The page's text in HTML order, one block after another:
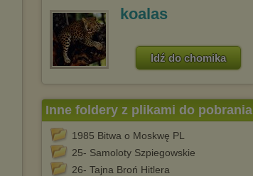
koalas
Idź do chomika
Inne foldery z plikami do pobrania
1985 Bitwa o Moskwę PL
25- Samoloty Szpiegowskie
26- Tajna Broń Hitlera